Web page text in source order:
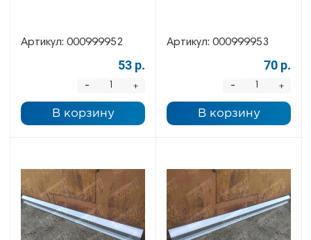
Артикул: 000999952
53 р.
+
-
В корзину
Артикул: 000999953
70 р.
+
-
В корзину